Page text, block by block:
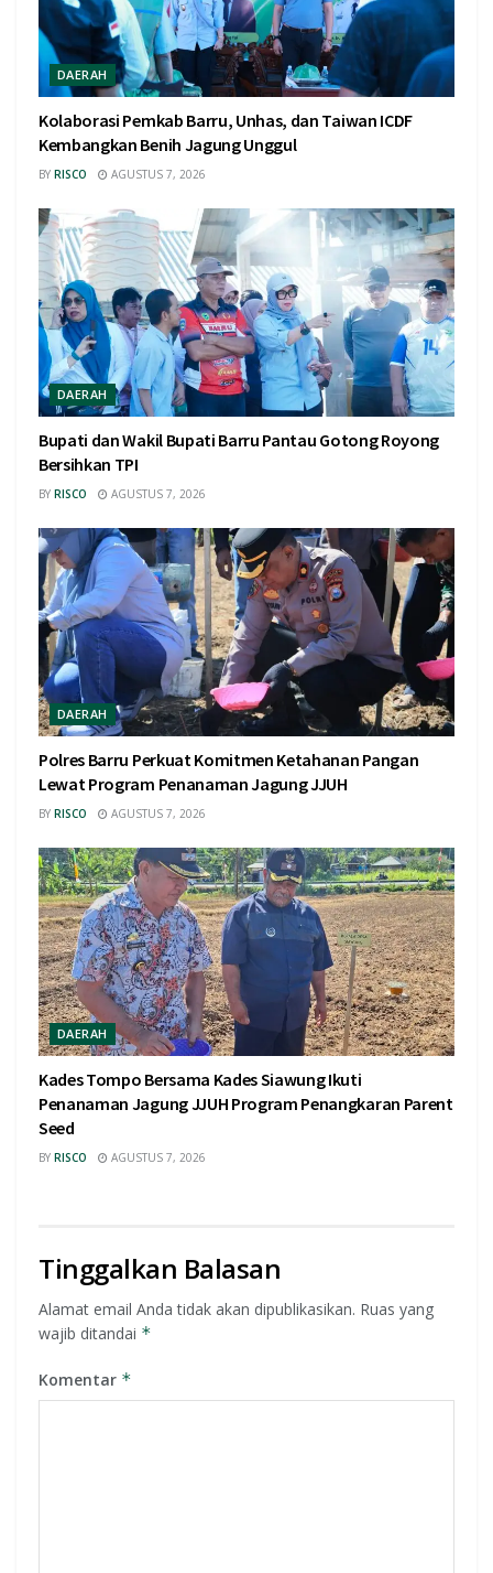
DAERAH
Kolaborasi Pemkab Barru, Unhas, dan Taiwan ICDF
Kembangkan Benih Jagung Unggul
BY RISCO AGUSTUS 7, 2026
DAERAH
Bupati dan Wakil Bupati Barru Pantau Gotong Royong
Bersihkan TPI
BY RISCO AGUSTUS 7, 2026
DAERAH
Polres Barru Perkuat Komitmen Ketahanan Pangan
Lewat Program Penanaman Jagung JJUH
BY RISCO AGUSTUS 7, 2026
DAERAH
Kades Tompo Bersama Kades Siawung Ikuti
Penanaman Jagung JJUH Program Penangkaran Parent
Seed
BY RISCO AGUSTUS 7, 2026
Tinggalkan Balasan
Alamat email Anda tidak akan dipublikasikan. Ruas yang
wajib ditandai *
Komentar *